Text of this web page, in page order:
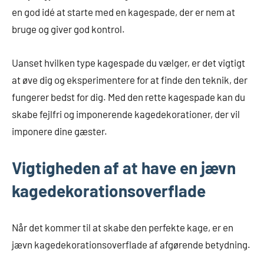
en god idé at starte med en kagespade, der er nem at
bruge og giver god kontrol.
Uanset hvilken type kagespade du vælger, er det vigtigt
at øve dig og eksperimentere for at finde den teknik, der
fungerer bedst for dig. Med den rette kagespade kan du
skabe fejlfri og imponerende kagedekorationer, der vil
imponere dine gæster.
Vigtigheden af at have en jævn
kagedekorationsoverflade
Når det kommer til at skabe den perfekte kage, er en
jævn kagedekorationsoverflade af afgørende betydning.